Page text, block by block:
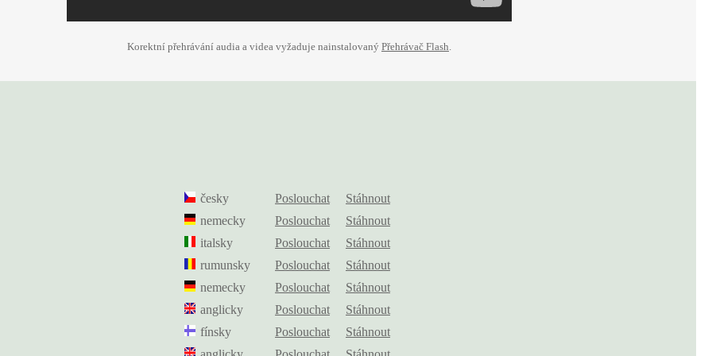
Korektní přehrávání audia a videa vyžaduje nainstalovaný Přehrávač Flash.
česky Poslouchat
Stáhnout
nemecky
Poslouchat
Stáhnout
italsky
Poslouchat
Stáhnout
rumunsky
Poslouchat
Stáhnout
nemecky
Poslouchat
Stáhnout
anglicky
Poslouchat
Stáhnout
fínsky
Poslouchat
Stáhnout